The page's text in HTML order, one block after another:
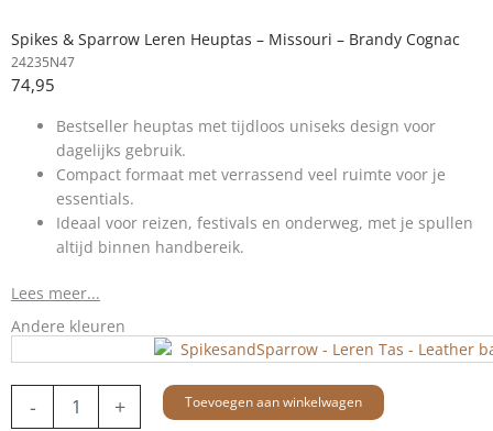
Spikes & Sparrow Leren Heuptas – Missouri – Brandy Cognac
24235N47
74,95
Bestseller heuptas met tijdloos uniseks design voor
dagelijks gebruik.
Compact formaat met verrassend veel ruimte voor je
essentials.
Ideaal voor reizen, festivals en onderweg, met je spullen
altijd binnen handbereik.
Lees meer...
Andere kleuren
-
Heuptas
+ Toevoegen aan winkelwagen